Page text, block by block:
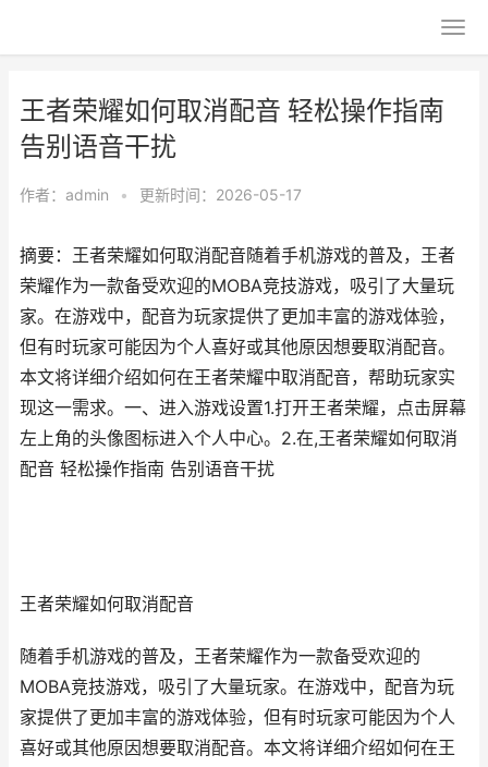
王者荣耀如何取消配音 轻松操作指南
告别语音干扰
作者： admin • 更新时间：2026-05-17
摘要：王者荣耀如何取消配音随着手机游戏的普及，王者
荣耀作为一款备受欢迎的MOBA竞技游戏，吸引了大量玩
家。在游戏中，配音为玩家提供了更加丰富的游戏体验，
但有时玩家可能因为个人喜好或其他原因想要取消配音。
本文将详细介绍如何在王者荣耀中取消配音，帮助玩家实
现这一需求。一、进入游戏设置1.打开王者荣耀，点击屏幕
左上角的头像图标进入个人中心。2.在,王者荣耀如何取消
配音 轻松操作指南 告别语音干扰
王者荣耀如何取消配音
随着手机游戏的普及，王者荣耀作为一款备受欢迎的
MOBA竞技游戏，吸引了大量玩家。在游戏中，配音为玩
家提供了更加丰富的游戏体验，但有时玩家可能因为个人
喜好或其他原因想要取消配音。本文将详细介绍如何在王